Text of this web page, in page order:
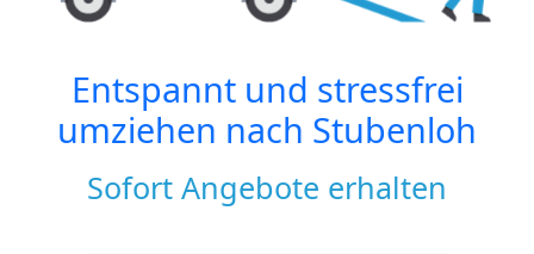
Entspannt und stressfrei
umziehen nach Stubenloh
Sofort Angebote erhalten